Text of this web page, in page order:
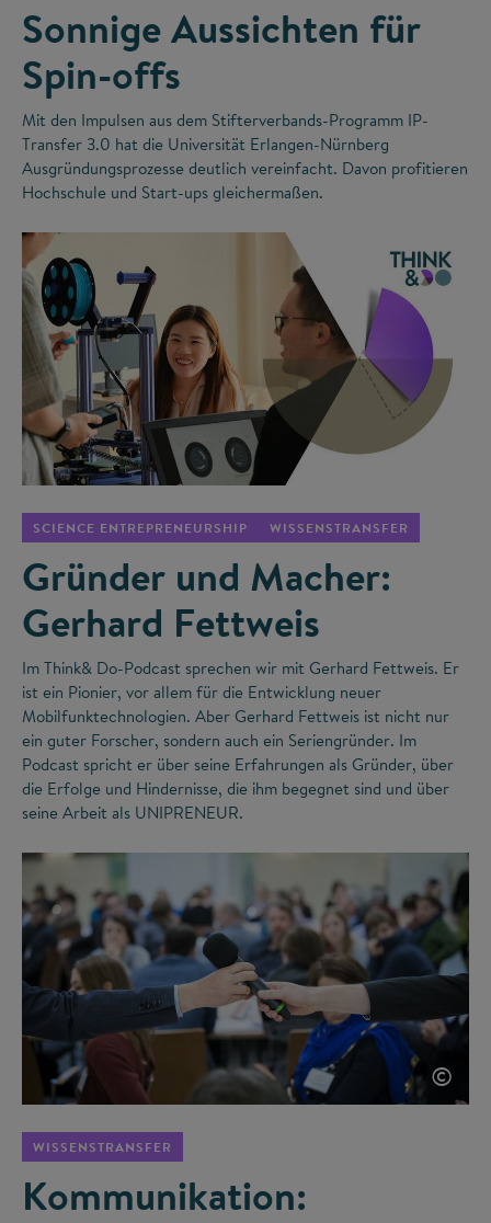
Sonnige Aussichten für
Spin-offs
Mit den Impulsen aus dem Stifterverbands-Programm IP-
Transfer 3.0 hat die Universität Erlangen-Nürnberg
Ausgründungsprozesse deutlich vereinfacht. Davon profitieren
Hochschule und Start-ups gleichermaßen.
SCIENCE ENTREPRENEURSHIP WISSENSTRANSFER
Gründer und Macher:
Gerhard Fettweis
Im Think& Do-Podcast sprechen wir mit Gerhard Fettweis. Er
ist ein Pionier, vor allem für die Entwicklung neuer
Mobilfunktechnologien. Aber Gerhard Fettweis ist nicht nur
ein guter Forscher, sondern auch ein Seriengründer. Im
Podcast spricht er über seine Erfahrungen als Gründer, über
die Erfolge und Hindernisse, die ihm begegnet sind und über
seine Arbeit als UNIPRENEUR.
©
WISSENSTRANSFER
Kommunikation: